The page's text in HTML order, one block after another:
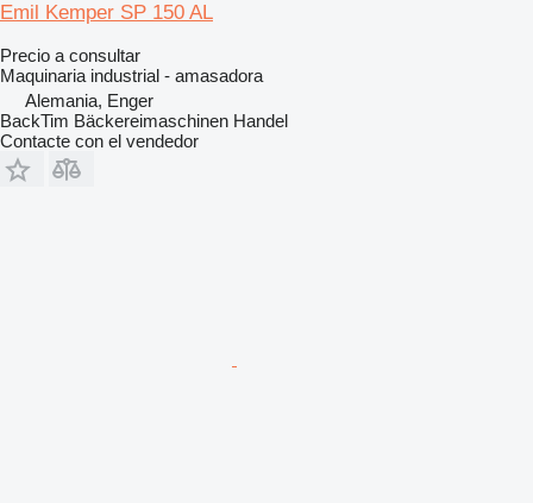
Emil Kemper SP 150 AL
Precio a consultar
Maquinaria industrial - amasadora
Alemania, Enger
BackTim Bäckereimaschinen Handel
Contacte con el vendedor